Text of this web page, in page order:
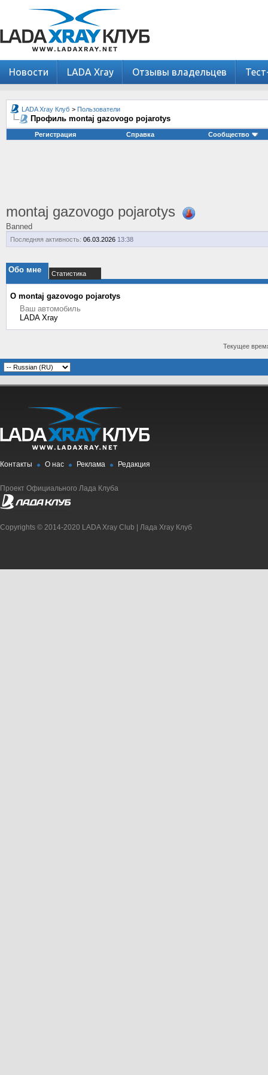
Новости LADA Xray Отзывы владельцев
LADA Xray Клуб > Пользователи
Профиль montaj gazovogo pojarotys
Регистрация Справка Сообщество
montaj gazovogo pojarotys
Banned
Последняя активность: 06.03.2026 13:38
Обо мне Статистика
О montaj gazovogo pojarotys
Ваш автомобиль
LADA Xray
Текущее
Контакты О нас Реклама Редакция
Проект Официального Лада Клуба
Copyrights © 2014-2020 LADA Xray Club | Лада Xray Клуб